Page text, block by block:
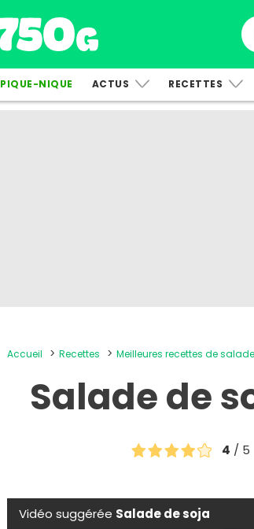
PIQUE-NIQUE ACTUS RECETTES
Accueil Recettes Meilleures recettes de
Salade de
4 / 5
Vidéo suggérée Salade de soja